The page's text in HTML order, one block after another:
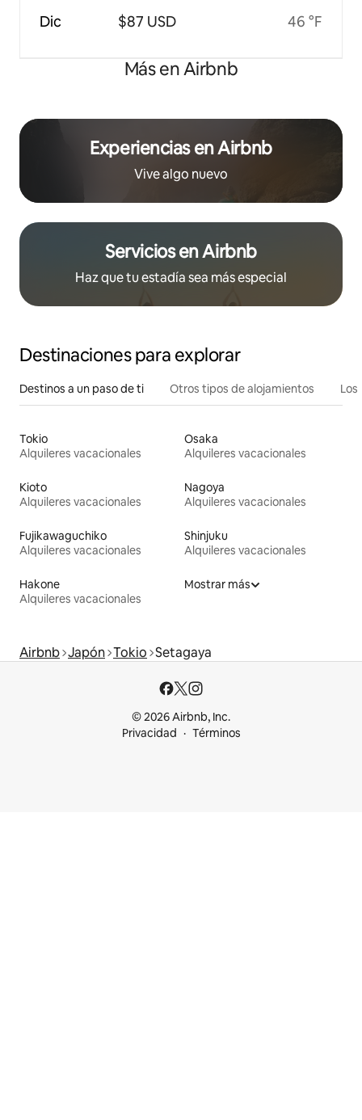
Dic $87 USD 46 °F
Más en Airbnb
Experiencias en Airbnb
Vive algo nuevo
Servicios en Airbnb
Haz que tu estadía sea más especial
Destinaciones para explorar
Destinos a un paso de ti Otros tipos de alojamientos
Tokio
Alquileres vacacionales
Osaka
Alquileres vacacionales
Kioto
Alquileres vacacionales
Nagoya
Alquileres vacacionales
Fujikawaguchiko
Alquileres vacacionales
Shinjuku
Alquileres vacacionales
Hakone
Alquileres vacacionales
Mostrar más
Airbnb Japón Tokio Setagaya
© 2026 Airbnb, Inc.
Privacidad
Términos